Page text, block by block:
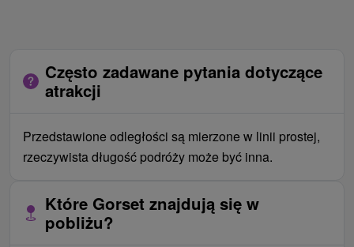
Często zadawane pytania dotyczące
atrakcji
Przedstawione odległości są mierzone w linii prostej,
rzeczywista długość podróży może być inna.
Które Gorset znajdują się w
pobliżu?